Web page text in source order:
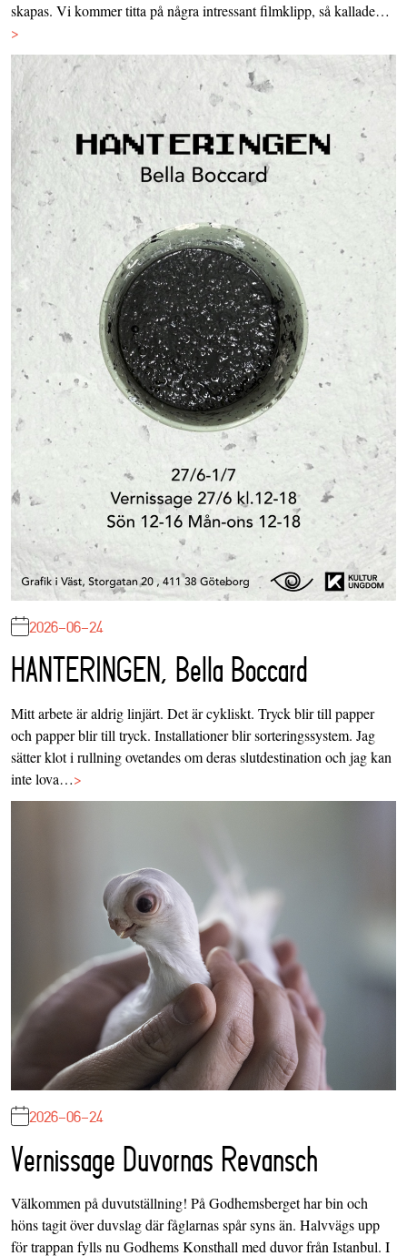
skapas. Vi kommer titta på några intressant filmklipp, så kallade…
>
2026-06-24
HANTERINGEN, Bella Boccard
Mitt arbete är aldrig linjärt. Det är cykliskt. Tryck blir till papper
och papper blir till tryck. Installationer blir sorteringssystem. Jag
sätter klot i rullning ovetandes om deras slutdestination och jag kan
inte lova…>
2026-06-24
Vernissage Duvornas Revansch
Välkommen på duvutställning! På Godhemsberget har bin och
höns tagit över duvslag där fåglarnas spår syns än. Halvvägs upp
för trappan fylls nu Godhems Konsthall med duvor från Istanbul. I